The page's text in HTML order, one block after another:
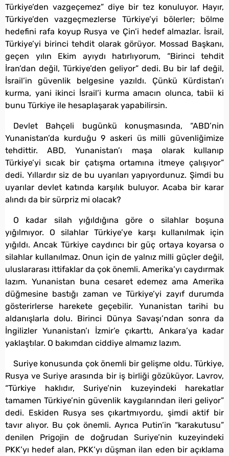
Türkiye’den vazgeçemez” diye bir tez konuluyor. Hayır,
Türkiye’den vazgeçmezlerse Türkiye’yi bölerler; bölme
hedefini rafa koyup Rusya ve Çin’i hedef almazlar. İsrail,
Türkiye’yi birinci tehdit olarak görüyor. Mossad Başkanı,
geçen yılın Ekim ayıydı hatırlıyorum, “Birinci tehdit
İran’dan değil, Türkiye’den geliyor” dedi. Bu bir laf değil,
İsrail’in güvenlik belgesine yazıldı. Çünkü Kürdistan’ı
kurma, yani ikinci İsrail’i kurma amacın olunca, tabii ki
bunu Türkiye ile hesaplaşarak yapabilirsin.
Devlet Bahçeli bugünkü konuşmasında, “ABD’nin
Yunanistan’da kurduğu 9 askeri üs milli güvenliğimize
tehdittir. ABD, Yunanistan’ı maşa olarak kullanıp
Türkiye’yi sıcak bir çatışma ortamına itmeye çalışıyor”
dedi. Yıllardır siz de bu uyarıları yapıyordunuz. Şimdi bu
uyarılar devlet katında karşılık buluyor. Acaba bir karar
alındı da bir sürpriz mi olacak?
O kadar silah yığıldığına göre o silahlar boşuna
yığılmıyor. O silahlar Türkiye’ye karşı kullanılmak için
yığıldı. Ancak Türkiye caydırıcı bir güç ortaya koyarsa o
silahlar kullanılmaz. Onun için de yalnız milli güçler değil,
uluslararası ittifaklar da çok önemli. Amerika’yı caydırmak
lazım. Yunanistan buna cesaret edemez ama Amerika
düğmesine bastığı zaman ve Türkiye’yi zayıf durumda
gösterirlerse harekete geçebilir. Yunanistan tarihi bu
aldanışlarla dolu. Birinci Dünya Savaşı’ndan sonra da
İngilizler Yunanistan’ı İzmir’e çıkarttı, Ankara’ya kadar
yaklaştılar. O bakımdan ciddiye almamız lazım.
Suriye konusunda çok önemli bir gelişme oldu. Türkiye,
Rusya ve Suriye arasında bir iş birliği gözüküyor. Lavrov,
“Türkiye haklıdır, Suriye’nin kuzeyindeki harekatlar
tamamen Türkiye’nin güvenlik kaygılarından ileri geliyor”
dedi. Eskiden Rusya ses çıkartmıyordu, şimdi aktif bir
tavır alıyor. Bu çok önemli. Ayrıca Putin’in “karakutusu”
denilen Prigojin de doğrudan Suriye’nin kuzeyindeki
PKK’yı hedef alan, PKK’yı düşman ilan eden bir açıklama